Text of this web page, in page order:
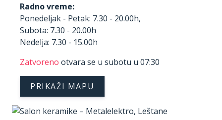
Radno vreme:
Ponedeljak - Petak: 7.30 - 20.00h,
Subota: 7.30 - 20.00h
Nedelja: 7.30 - 15.00h
Zatvoreno otvara se u subotu u 07:30
PRIKAŽI MAPU